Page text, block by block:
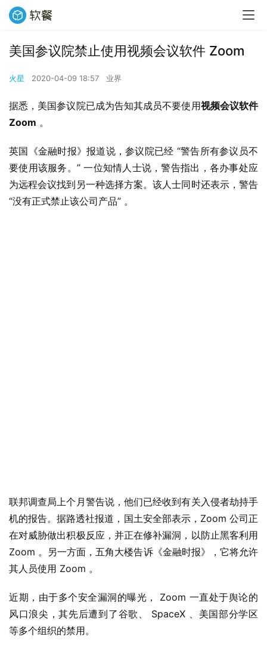
W
i
n
1
W
i
美国参议院禁止使用视频会议软件 Zoom
火星 2020-04-09 18:57 业界
据悉，美国参议院已成为告知其成员不要使用视频会议软件
Zoom 。
英国《金融时报》报道说，参议院已经 “警告所有参议员不
要使用该服务。” 一位知情人士说，警告指出，各办事处应
为远程会议找到另一种选择方案。该人士同时还表示，警告
“没有正式禁止该公司产品” 。
联邦调查局上个月警告说，他们已经收到有关入侵者劫持手
机的报告。据路透社报道，国土安全部表示，Zoom 公司正
在对威胁做出积极反应，并正在修补漏洞，以防止黑客利用
Zoom 。另一方面，五角大楼告诉《金融时报》，它将允许
其人员使用 Zoom 。
近期，由于多个安全漏洞的曝光， Zoom 一直处于舆论的
风口浪尖，其先后遭到了谷歌、 SpaceX 、美国部分学区
等多个组织的禁用。